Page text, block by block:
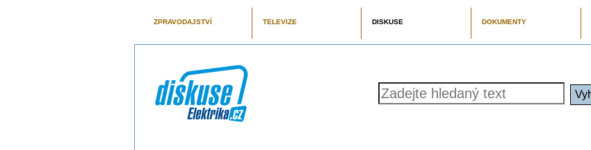
ZPRAVODAJSTVÍ TELEVIZE DISKUSE DOKUMENTY